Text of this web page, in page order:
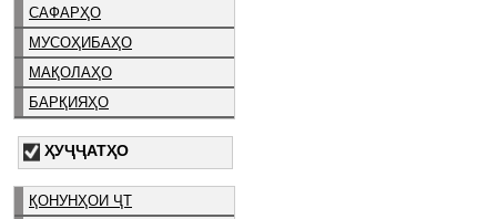
САФАРҲО
МУСОҲИБАҲО
МАҚОЛАҲО
БАРҚИЯҲО
ҲУҶҶАТҲО
ҚОНУНҲОИ ҶТ